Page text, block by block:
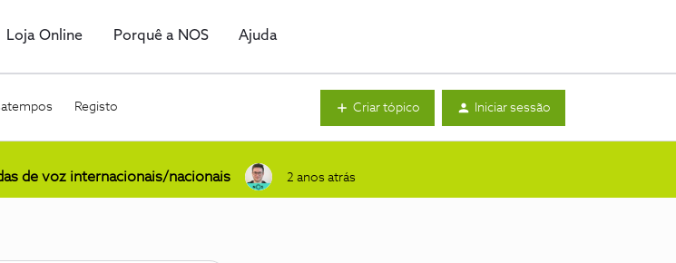
Loja Online Porquê a NOS Ajuda
Registo Criar tópico Iniciar sessão
de voz internacionais/nacionais 2 anos atrás